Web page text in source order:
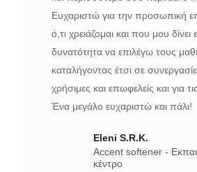
Ευχαριστώ για την προσωπική
ό,τι χρειάζομαι και που μου δίνει
δυνατότητα να επιλέγω τους
καταλήγοντας έτσι σε
χρήσιμες και επωφελείς και για
Ένα μεγάλο ευχαριστώ και πάλι!
Eleni S.R.K.
Accent softener -
κέντρο